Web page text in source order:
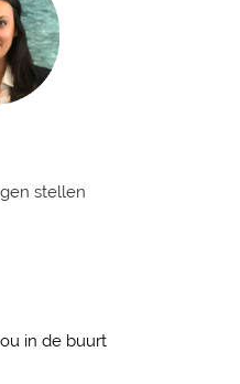
stellen
in de buurt